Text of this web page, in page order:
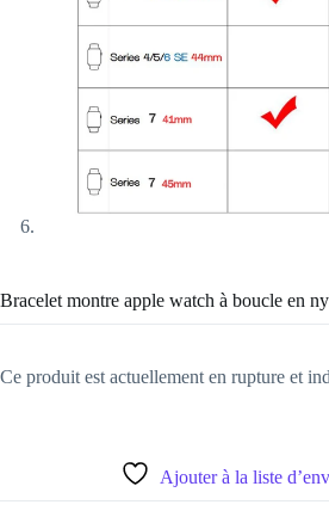
Bracelet montre apple watch à boucle en
Ce produit est actuellement en rupture et
Ajouter à la liste